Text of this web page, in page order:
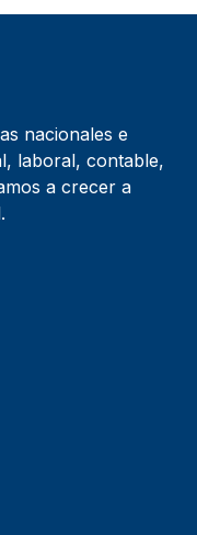
nacionales e
laboral, contable,
a crecer a